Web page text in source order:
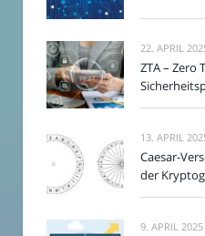
22. APRIL
ZTA – Zero
13. APRIL
Caesar-
der
9. APRIL 2025